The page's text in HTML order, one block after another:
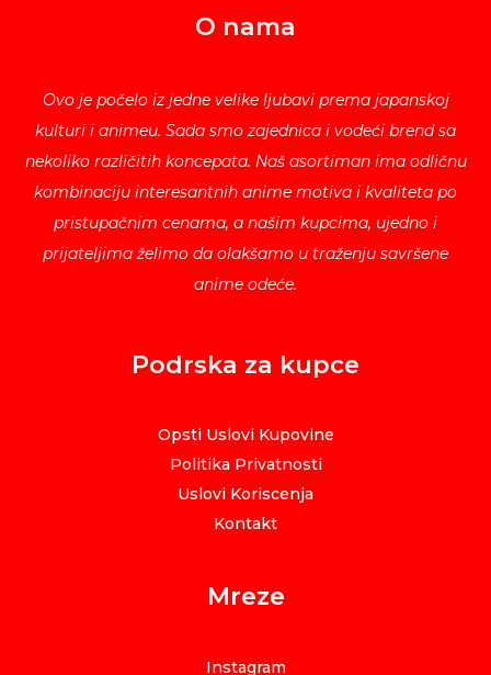
O nama
Ovo je počelo iz jedne velike ljubavi prema japanskoj
kulturi i animeu. Sada smo zajednica i vodeći brend sa
nekoliko različitih koncepata. Naš asortiman ima odličnu
kombinaciju interesantnih anime motiva i kvaliteta po
pristupačnim cenama, a našim kupcima, ujedno i
prijateljima želimo da olakšamo u traženju savršene
anime odeće.
Podrska za kupce
Opsti Uslovi Kupovine
Politika Privatnosti
Uslovi Koriscenja
Kontakt
Mreze
Instagram